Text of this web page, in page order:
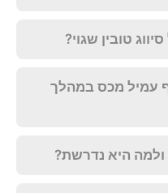
טובין שגוי?
עמיל מכס במהלך
ולמה היא נדרשת?